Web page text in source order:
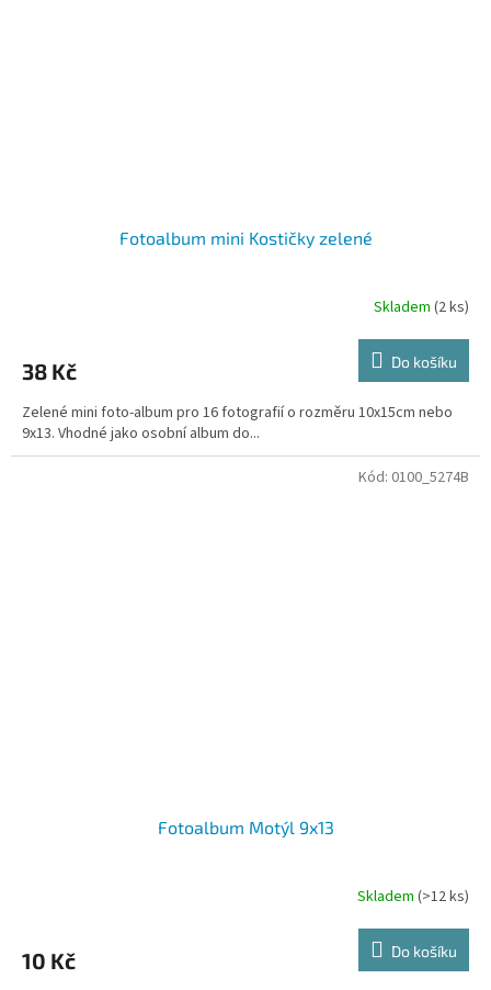
Fotoalbum mini Kostičky zelené
Skladem (2 ks)
38 Kč Do košíku
Zelené mini foto-album pro 16 fotografií o rozměru 10x15cm nebo
9x13. Vhodné jako osobní album do...
Fotoalbum Motýl 9x13
Skladem (>12 ks)
10 Kč Do košíku
Kód: 0100_5274B